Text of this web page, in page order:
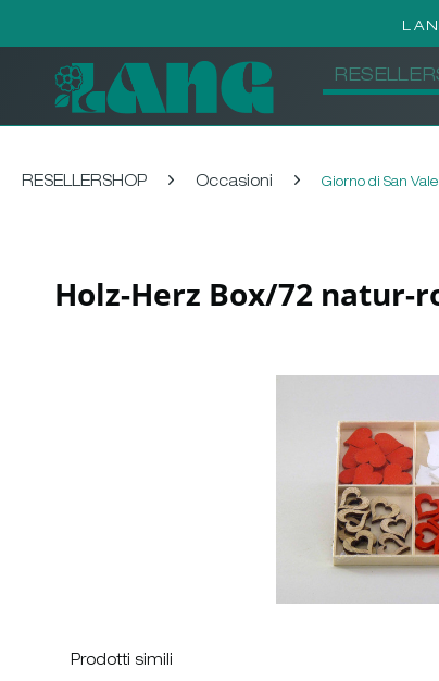
RESELLERSHOP Occasioni Giorno di San
Holz-Herz Box/72 natur-
Prodotti simili